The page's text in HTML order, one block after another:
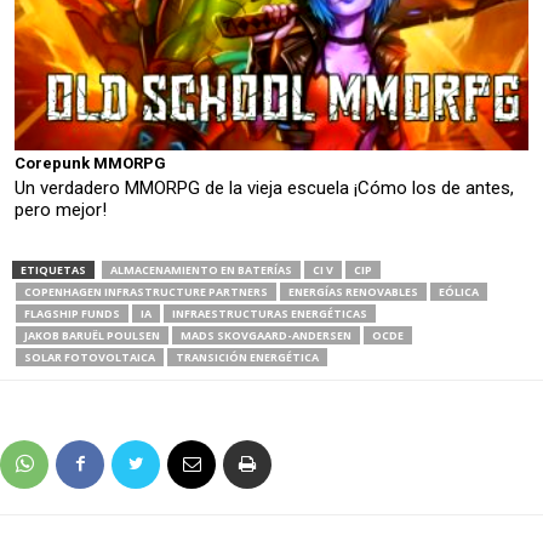
Corepunk MMORPG
Un verdadero MMORPG de la vieja escuela ¡Cómo los de antes,
pero mejor!
ETIQUETAS ALMACENAMIENTO EN BATERÍAS CI V
CIP
COPENHAGEN INFRASTRUCTURE PARTNERS
ENERGÍAS RENOVABLES
EÓLICA
FLAGSHIP FUNDS
IA
INFRAESTRUCTURAS ENERGÉTICAS
JAKOB BARUËL POULSEN
MADS SKOVGAARD-ANDERSEN
OCDE
SOLAR FOTOVOLTAICA
TRANSICIÓN ENERGÉTICA